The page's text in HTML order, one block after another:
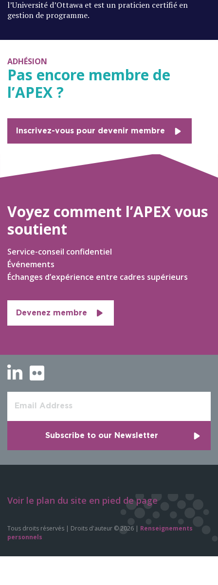
l’Université d’Ottawa et est un praticien certifié en
gestion de programme.
ADHÉSION
Pas encore membre de
l’APEX ?
Inscrivez-vous pour devenir membre
Voyez comment l’APEX vous
soutient
Service-conseil confidentiel
Événements
Échanges d’expérience entre cadres supérieurs
Devenez membre
Voir le plan du site en pied de page
Tous droits réservés | Droits d'auteur © 2026 | Renseignements
personnels